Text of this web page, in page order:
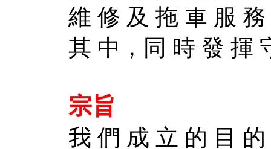
維 修 及 拖 車 服
其 中，同 時 發 揮
宗旨
我 們 成 立 的 目